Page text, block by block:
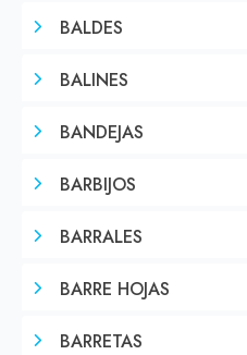
BALDES
BALINES
BANDEJAS
BARBIJOS
BARRALES
BARRE HOJAS
BARRETAS